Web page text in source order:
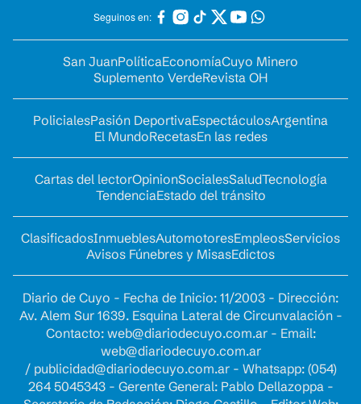
Seguinos en:
San JuanPolíticaEconomíaCuyo Minero
Suplemento VerdeRevista OH
PolicialesPasión DeportivaEspectáculosArgentina
El MundoRecetasEn las redes
Cartas del lectorOpinionSocialesSaludTecnología
TendenciaEstado del tránsito
ClasificadosInmueblesAutomotoresEmpleosServicios
Avisos Fúnebres y MisasEdictos
Diario de Cuyo - Fecha de Inicio: 11/2003 - Dirección:
Av. Alem Sur 1639. Esquina Lateral de Circunvalación -
Contacto: web@diariodecuyo.com.ar- Email:
web@diariodecuyo.com.ar
/ publicidad@diariodecuyo.com.ar- Whatsapp: (054)
264 5045343 - Gerente General: Pablo Dellazoppa -